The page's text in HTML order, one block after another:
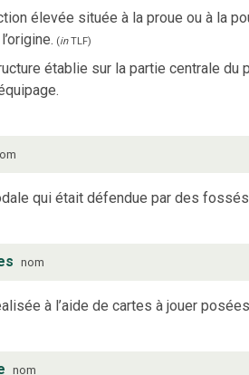
élevée située à la proue ou à la
(inTLF)
établie sur la partie centrale du
qui était défendue par des
nom
à l’aide de cartes à jouer
nom